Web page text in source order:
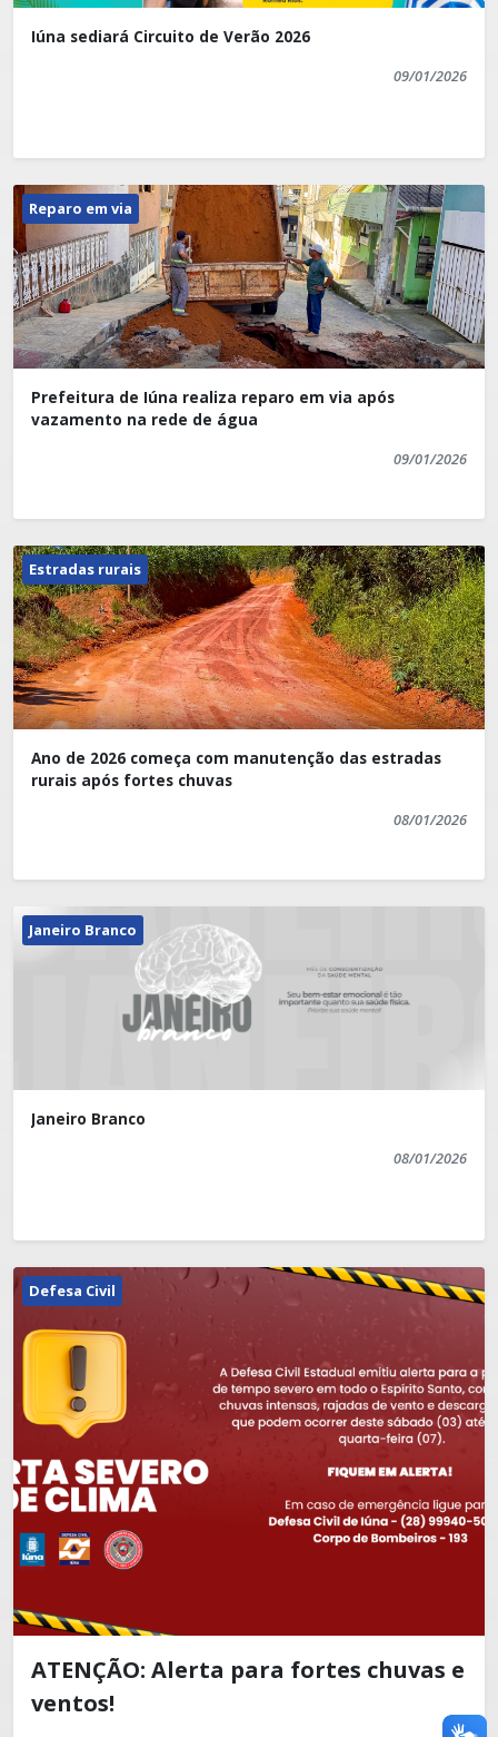
Iúna sediará Circuito de Verão 2026
09/01/2026
Reparo em via
Prefeitura de Iúna realiza reparo em via após
vazamento na rede de água
09/01/2026
Estradas rurais
Ano de 2026 começa com manutenção das estradas
rurais após fortes chuvas
08/01/2026
Janeiro Branco
Janeiro Branco
08/01/2026
Defesa Civil
ATENÇÃO: Alerta para fortes chuvas e
ventos!